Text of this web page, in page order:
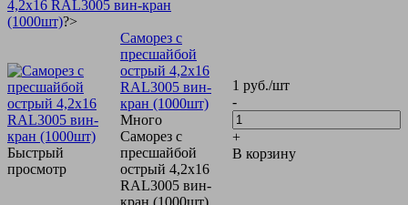
4,2х16 RAL3005 вин-кран
(1000шт)?>
Быстрый
просмотр
Саморез с
пресшайбой
острый 4,2х16
RAL3005 вин-
кран (1000шт)
Много
Саморез с
пресшайбой
острый 4,2х16
RAL3005 вин-
кран (1000шт)
1 руб./шт
-
+
В корзину